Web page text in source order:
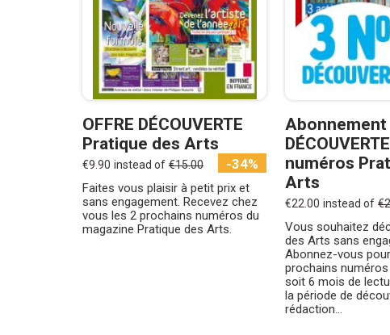
OFFRE DÉCOUVERTE
Pratique des Arts
€9.90 instead of €15.00 -34%
Faites vous plaisir à petit prix et
sans engagement. Recevez chez
vous les 2 prochains numéros du
magazine Pratique des Arts.
Abonnement
numéros
Arts
€22.00 instead of
Vous souhaitez
des Arts sans
Abonnez-vous
prochains
soit 6 mois de
la période de
rédaction...